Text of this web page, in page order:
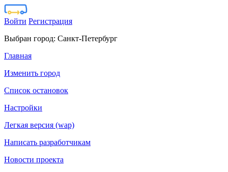
Войти Регистрация
Выбран город: Санкт-Петербург
Главная
Изменить город
Список остановок
Настройки
Легкая версия (wap)
Написать разработчикам
Новости проекта